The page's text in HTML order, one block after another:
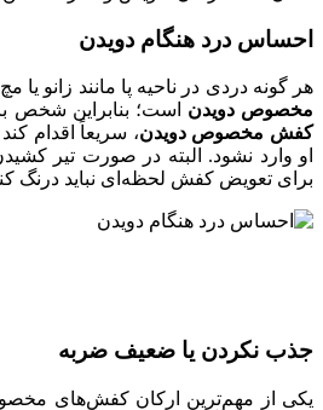
احساس درد هنگام دویدن
هر گونه دردی در ناحیه پا مانند زانو
مخصوص دویدن
است؛ بنابراین شخص
کفش مخصوص دویدن، سریعاً اقدام
او وارد نشود. البته در صورت تیر
برای تعویض کفش لحظه‌ای نباید درنگ
جذب نکردن یا ضعیف ضربه
یکی از مهم‌ترین ارکان کفش‌های